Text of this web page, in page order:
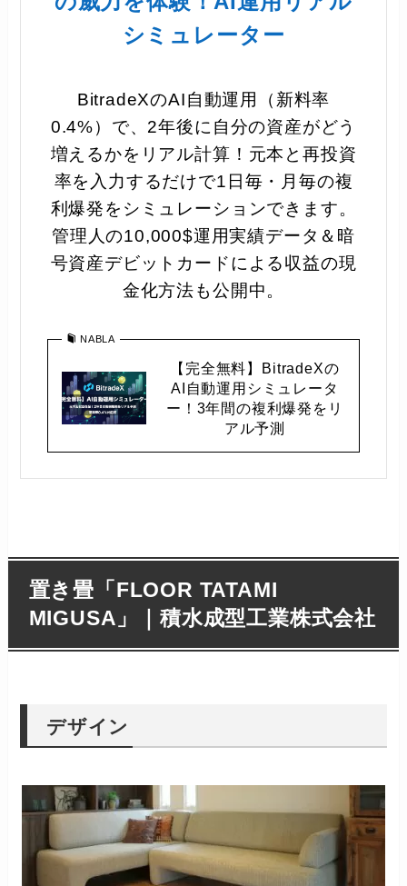
シミュレーター
BitradeXのAI自動運用（新料率
0.4%）で、2年後に自分の資産がどう
増えるかをリアル計算！元本と再投資
率を入力するだけで1日毎・月毎の複
利爆発をシミュレーションできます。
管理人の10,000$運用実績データ＆暗
号資産デビットカードによる収益の現
金化方法も公開中。
NABLA
【完全無料】BitradeXの
AI自動運用シミュレータ
ー！3年間の複利爆発をリ
アル予測
置き畳「FLOOR TATAMI
MIGUSA」｜積水成型工業株式会社
デザイン